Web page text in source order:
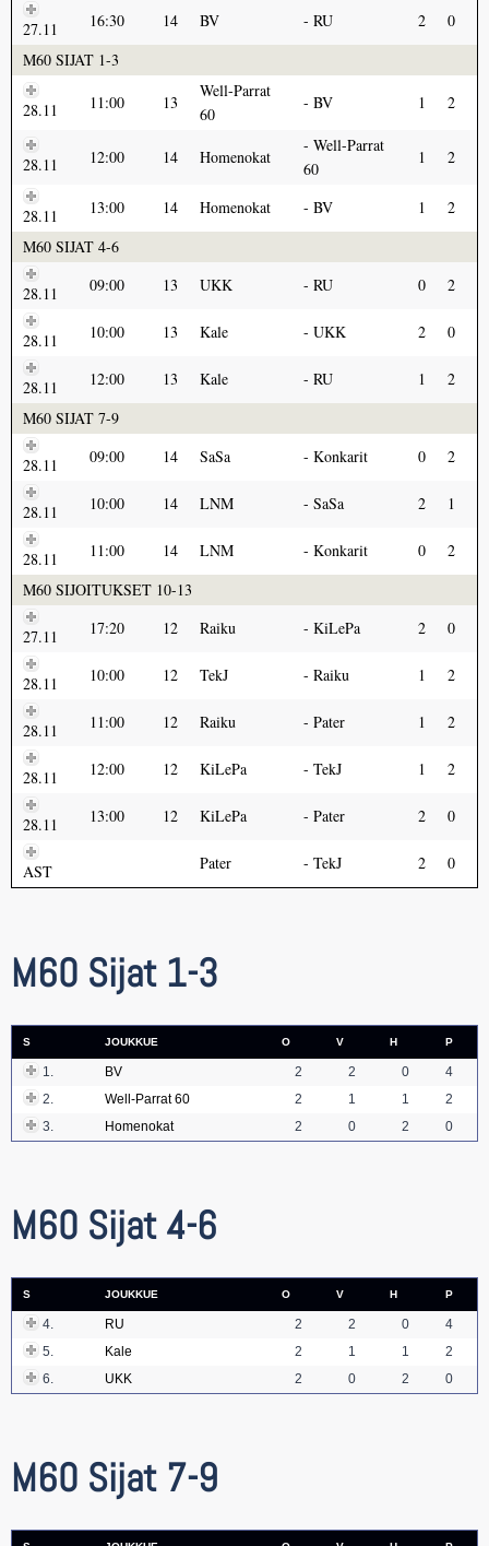
27.11 16:30 14 BV RU 2
0
M60 SIJAT 1-3
28.11 11:00 13
Well-Parrat
60
BV 1 2
28.11 12:00 14 Homenokat
Well-Parrat
60
1 2
28.11 13:00 14 Homenokat BV 1
2
M60 SIJAT 4-6
28.11 09:00 13 UKK RU 0 2
28.11 10:00 13 Kale UKK 2 0
28.11 12:00 13 Kale RU 1
2
M60 SIJAT 7-9
28.11 09:00 14 SaSa Konkarit 0 2
28.11 10:00 14 LNM SaSa 2 1
28.11 11:00 14 LNM Konkarit 0
2
M60 SIJOITUKSET 10-13
27.11 17:20 12 Raiku KiLePa 2 0
28.11 10:00 12 TekJ Raiku 1 2
28.11 11:00 12 Raiku Pater 1 2
28.11 12:00 12 KiLePa TekJ 1 2
28.11 13:00 12 KiLePa Pater 2 0
AST Pater TekJ 2 0
M60 Sijat 1-3
S JOUKKUE O V H P
1. BV 2 2 0
4
2.
Well-Parrat 60 2 1 1
2
3.
Homenokat 2 0 2 0
M60 Sijat 4-6
S JOUKKUE O V H P
4. RU 2 2 0
4
5.
Kale 2 1 1
2
6.
UKK 2 0 2 0
M60 Sijat 7-9